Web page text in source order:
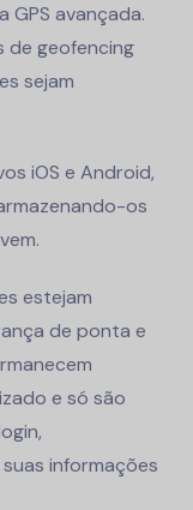
avançada.
de geofencing
sejam
iOS e Android,
os
estejam
de ponta e
e só são
informações